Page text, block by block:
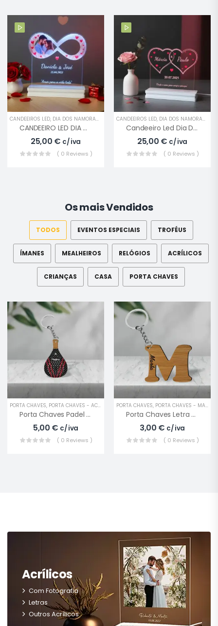
CANDEEIROS LED, DIA DOS NAMORADOS EVENTOS ESPECIAIS, PRESENTES
CANDEEIRO LED DIA DOS NAMORADOS INFINITO
25,00 € c/ iva
( 0 Reviews )
CANDEEIROS LED, DIA DOS NAMORADOS
Candeeiro Led Dia Dos Namorados Com Corações
25,00 € c/ iva
( 0 Reviews )
Os mais Vendidos
TODOS EVENTOS ESPECIAIS TROFÉUS
ÍMANES MEALHEIROS RELÓGIOS ACRÍLICOS
CRIANÇAS CASA PORTA CHAVES
PORTA CHAVES, PORTA CHAVES - ACRÍLICO
Porta Chaves Padel Nome
5,00 € c/ iva
( 0 Reviews )
PORTA CHAVES, PORTA CHAVES - MADEIRA
Porta Chaves Letra Do Nome
3,00 € c/ iva
( 0 Reviews )
Acrílicos
Com Fotografia
Letras
Outros Acrílicos